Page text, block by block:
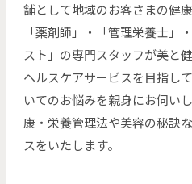
舗として地域のお客さまの健
「薬剤師」・「管理栄養士」
スト」の専門スタッフが美と
ヘルスケアサービスを目指し
いてのお悩みを親身にお伺い
康・栄養管理法や美容の秘訣
スをいたします。